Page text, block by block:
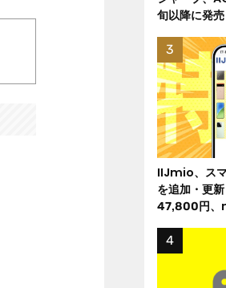
旬以降に発売
IIJmio、ス
を追加・更
47,800円